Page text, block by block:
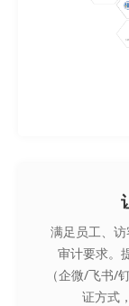
满足员工、
审计要求。
（企微/飞书/
证方式